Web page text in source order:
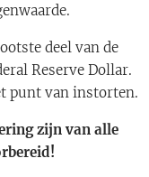
deel van de
Reserve Dollar.
punt van instorten.
zijn van alle